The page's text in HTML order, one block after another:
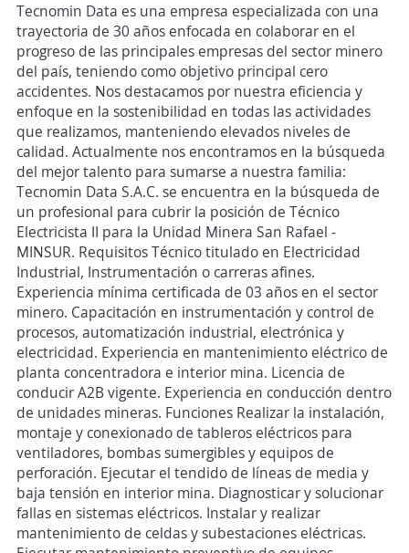
Tecnomin Data es una empresa especializada con una
trayectoria de 30 años enfocada en colaborar en el
progreso de las principales empresas del sector minero
del país, teniendo como objetivo principal cero
accidentes. Nos destacamos por nuestra eficiencia y
enfoque en la sostenibilidad en todas las actividades
que realizamos, manteniendo elevados niveles de
calidad. Actualmente nos encontramos en la búsqueda
del mejor talento para sumarse a nuestra familia:
Tecnomin Data S.A.C. se encuentra en la búsqueda de
un profesional para cubrir la posición de Técnico
Electricista II para la Unidad Minera San Rafael -
MINSUR. Requisitos Técnico titulado en Electricidad
Industrial, Instrumentación o carreras afines.
Experiencia mínima certificada de 03 años en el sector
minero. Capacitación en instrumentación y control de
procesos, automatización industrial, electrónica y
electricidad. Experiencia en mantenimiento eléctrico de
planta concentradora e interior mina. Licencia de
conducir A2B vigente. Experiencia en conducción dentro
de unidades mineras. Funciones Realizar la instalación,
montaje y conexionado de tableros eléctricos para
ventiladores, bombas sumergibles y equipos de
perforación. Ejecutar el tendido de líneas de media y
baja tensión en interior mina. Diagnosticar y solucionar
fallas en sistemas eléctricos. Instalar y realizar
mantenimiento de celdas y subestaciones eléctricas.